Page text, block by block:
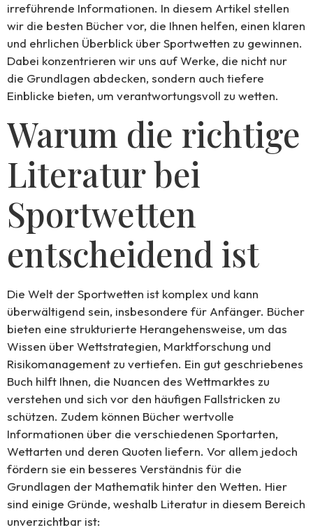
irreführende Informationen. In diesem Artikel stellen
wir die besten Bücher vor, die Ihnen helfen, einen klaren
und ehrlichen Überblick über Sportwetten zu gewinnen.
Dabei konzentrieren wir uns auf Werke, die nicht nur
die Grundlagen abdecken, sondern auch tiefere
Einblicke bieten, um verantwortungsvoll zu wetten.
Warum die richtige
Literatur bei
Sportwetten
entscheidend ist
Die Welt der Sportwetten ist komplex und kann
überwältigend sein, insbesondere für Anfänger. Bücher
bieten eine strukturierte Herangehensweise, um das
Wissen über Wettstrategien, Marktforschung und
Risikomanagement zu vertiefen. Ein gut geschriebenes
Buch hilft Ihnen, die Nuancen des Wettmarktes zu
verstehen und sich vor den häufigen Fallstricken zu
schützen. Zudem können Bücher wertvolle
Informationen über die verschiedenen Sportarten,
Wettarten und deren Quoten liefern. Vor allem jedoch
fördern sie ein besseres Verständnis für die
Grundlagen der Mathematik hinter den Wetten. Hier
sind einige Gründe, weshalb Literatur in diesem Bereich
unverzichtbar ist: